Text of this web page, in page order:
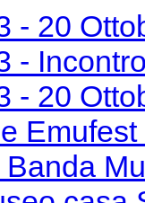
- 20
-
- 20